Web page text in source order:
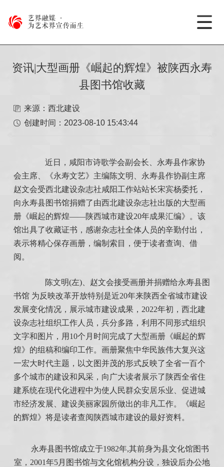
艺界融媒
·
为艺术界宣传而生
资讯|大型画册《崛起的辉煌》被陕西永寿
县图书馆收藏
来源：西北建设
创建时间： 2023-08-10 15:43:44
近日，咸阳市诗歌学会副会长、永寿县作家协
会主席、《永寿文艺》主编陈文明、永寿县作协副主席
赵文会受西北建设杂志社咸阳工作站站长宋宾杨委托，
向永寿县图书馆捐赠了由西北建设杂志社出版的大型画
册《崛起的辉煌——陕西城市建设20年成果汇编》。该
馆出具了收藏证书，感谢杂志社全体人员的辛勤付出，
表示将精心保存画册，编制索目，便于读者查询、借
阅。
陈文明(左)、赵文会接受画册并捐赠给永寿县图
书馆 为反映改革开放特别是近20年来陕西全省城市建设
发展变化情况，展示城市建设成果，2022年初，西北建
设杂志社组织工作人员，兵分多路，利用不同形式组织
文字和图片，用10个月时间完成了大型画册《崛起的辉
煌》的组稿和编印工作。画册聚焦中华民族伟大复兴这
一宏大时代主题，以文图并茂的形式反映了全省一百个
多个城市的建设和风采，向广大读者展示了陕西全省住
建系统在现代化进程中为使人民群众安居乐业、促进城
市经济发展、建设美丽家园所做出的非凡工作。《崛起
的辉煌》将是读者查阅陕西城市建设的最好资料。
永寿县图书馆成立于1982年,其前身为县文化馆图书
室，2001年5月图书馆与文化馆机构分设，独设后办公地